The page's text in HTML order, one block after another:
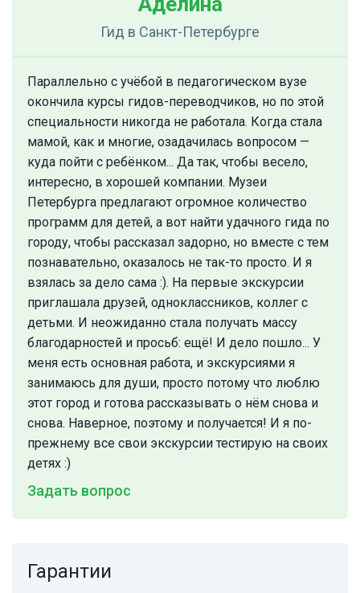
Гид в Санкт-Петербурге
Параллельно с учёбой в педагогическом вузе
окончила курсы гидов-переводчиков, но по этой
специальности никогда не работала. Когда стала
мамой, как и многие, озадачилась вопросом —
куда пойти с ребёнком... Да так, чтобы весело,
интересно, в хорошей компании. Музеи
Петербурга предлагают огромное количество
программ для детей, а вот найти удачного гида по
городу, чтобы рассказал задорно, но вместе с тем
познавательно, оказалось не так-то просто. И я
взялась за дело сама :). На первые экскурсии
приглашала друзей, одноклассников, коллег с
детьми. И неожиданно стала получать массу
благодарностей и просьб: ещё! И дело пошло... У
меня есть основная работа, и экскурсиями я
занимаюсь для души, просто потому что люблю
этот город и готова рассказывать о нём снова и
снова. Наверное, поэтому и получается! И я по-
прежнему все свои экскурсии тестирую на своих
детях :)
Задать вопрос
Гарантии